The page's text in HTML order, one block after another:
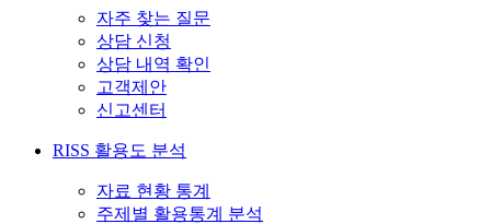
자주 찾는 질문
상담 신청
상담 내역 확인
고객제안
신고센터
RISS 활용도 분석
자료 현황 통계
주제별 활용통계 분석